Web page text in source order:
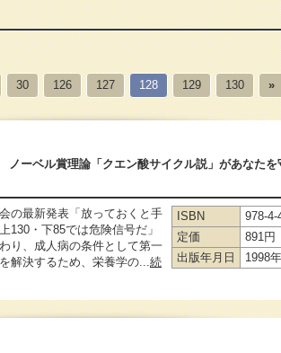
30 126 127 128 129 130 »
ノーベル賞理論「クエン酸サイクル説」があなたを
の最新発表「放っておくと手
130・下85では危険信号だ」
り、成人病の条件として第一
解決するため、栄養学の...続
ISBN
978-4-
定価
891円
出版年月日
1998